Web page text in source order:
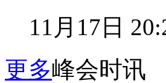
11月17日
更多峰会时讯